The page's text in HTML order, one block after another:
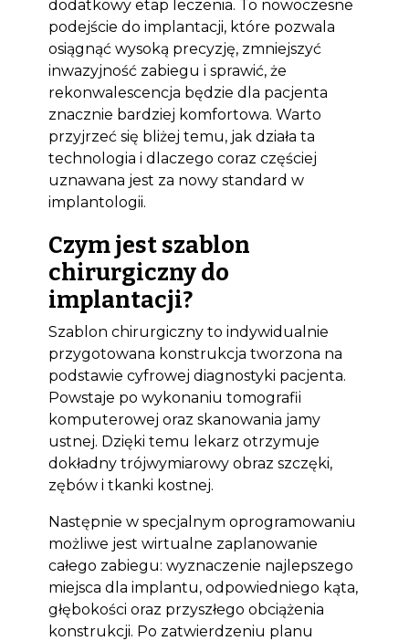
dodatkowy etap leczenia. To nowoczesne
podejście do implantacji, które pozwala
osiągnąć wysoką precyzję, zmniejszyć
inwazyjność zabiegu i sprawić, że
rekonwalescencja będzie dla pacjenta
znacznie bardziej komfortowa. Warto
przyjrzeć się bliżej temu, jak działa ta
technologia i dlaczego coraz częściej
uznawana jest za nowy standard w
implantologii.
Czym jest szablon
chirurgiczny do
implantacji?
Szablon chirurgiczny to indywidualnie
przygotowana konstrukcja tworzona na
podstawie cyfrowej diagnostyki pacjenta.
Powstaje po wykonaniu tomografii
komputerowej oraz skanowania jamy
ustnej. Dzięki temu lekarz otrzymuje
dokładny trójwymiarowy obraz szczęki,
zębów i tkanki kostnej.
Następnie w specjalnym oprogramowaniu
możliwe jest wirtualne zaplanowanie
całego zabiegu: wyznaczenie najlepszego
miejsca dla implantu, odpowiedniego kąta,
głębokości oraz przyszłego obciążenia
konstrukcji. Po zatwierdzeniu planu